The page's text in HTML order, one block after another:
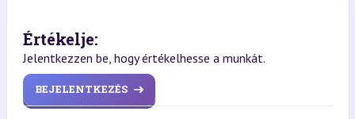
Értékelje:
Jelentkezzen be, hogy értékelhesse a munkát.
BEJELENTKEZÉS